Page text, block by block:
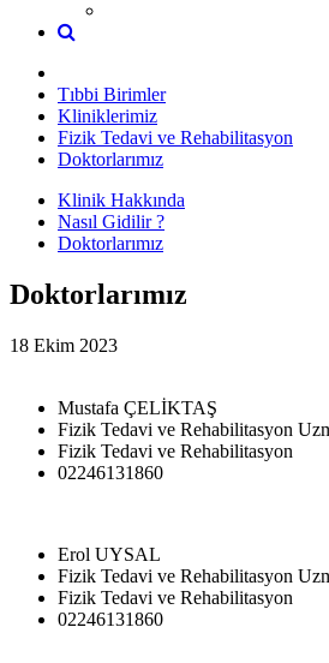
Tıbbi Birimler
Kliniklerimiz
Fizik Tedavi ve Rehabilitasyon
Doktorlarımız
Klinik Hakkında
Nasıl Gidilir ?
Doktorlarımız
Doktorlarımız
18 Ekim 2023
Mustafa ÇELİKTAŞ
Fizik Tedavi ve Rehabilitasyon
Fizik Tedavi ve Rehabilitasyon
02246131860
Erol UYSAL
Fizik Tedavi ve Rehabilitasyon
Fizik Tedavi ve Rehabilitasyon
02246131860